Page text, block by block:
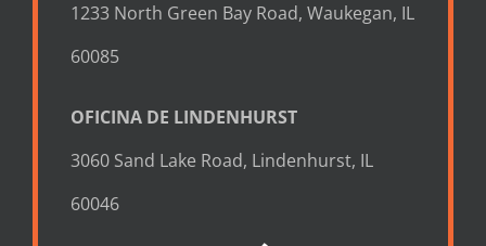
1233 North Green Bay Road, Waukegan, IL
60085
OFICINA DE LINDENHURST
3060 Sand Lake Road, Lindenhurst, IL
60046